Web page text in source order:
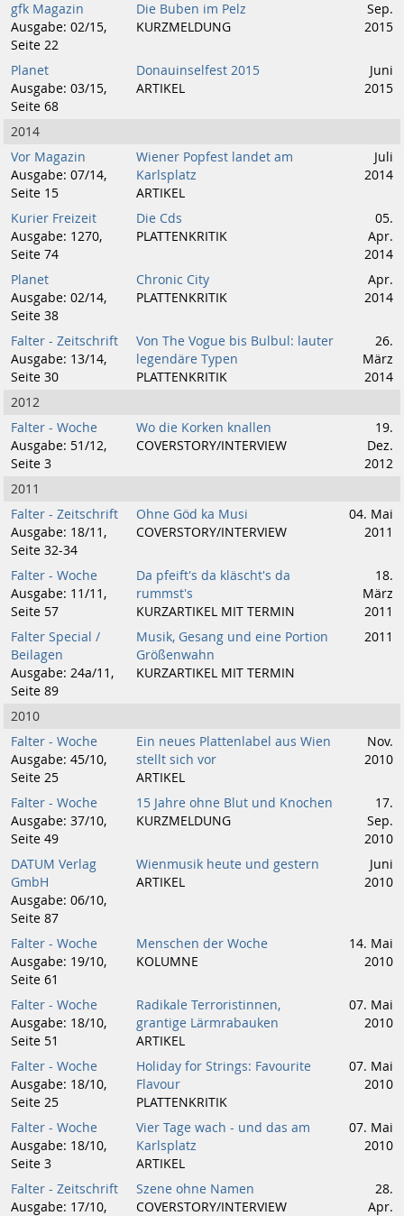
gfk Magazin
Ausgabe: 02/15,
Seite 22
Die Buben im Pelz
KURZMELDUNG
Sep.
2015
Planet
Ausgabe: 03/15,
Seite 68
Donauinselfest 2015
ARTIKEL
Juni
2015
2014
Vor Magazin
Ausgabe: 07/14,
Seite 15
Wiener Popfest landet am
Karlsplatz
ARTIKEL
Juli
2014
Kurier Freizeit
Ausgabe: 1270,
Seite 74
Die Cds
PLATTENKRITIK
05.
Apr.
2014
Planet
Ausgabe: 02/14,
Seite 38
Chronic City
PLATTENKRITIK
Apr.
2014
Falter - Zeitschrift
Ausgabe: 13/14,
Seite 30
Von The Vogue bis Bulbul: lauter
legendäre Typen
PLATTENKRITIK
26.
März
2014
2012
Falter - Woche
Ausgabe: 51/12,
Seite 3
Wo die Korken knallen
COVERSTORY/INTERVIEW
19.
Dez.
2012
2011
Falter - Zeitschrift
Ausgabe: 18/11,
Seite 32-34
Ohne Göd ka Musi
COVERSTORY/INTERVIEW
04. Mai
2011
Falter - Woche
Ausgabe: 11/11,
Seite 57
Da pfeift's da kläscht's da
rummst's
KURZARTIKEL MIT TERMIN
18.
März
2011
Falter Special /
Beilagen
Ausgabe: 24a/11,
Seite 89
Musik, Gesang und eine Portion
Größenwahn
KURZARTIKEL MIT TERMIN
2011
2010
Falter - Woche
Ausgabe: 45/10,
Seite 25
Ein neues Plattenlabel aus Wien
stellt sich vor
ARTIKEL
Nov.
2010
Falter - Woche
Ausgabe: 37/10,
Seite 49
15 Jahre ohne Blut und Knochen
KURZMELDUNG
17.
Sep.
2010
DATUM Verlag
GmbH
Ausgabe: 06/10,
Seite 87
Wienmusik heute und gestern
ARTIKEL
Juni
2010
Falter - Woche
Ausgabe: 19/10,
Seite 61
Menschen der Woche
KOLUMNE
14. Mai
2010
Falter - Woche
Ausgabe: 18/10,
Seite 51
Radikale Terroristinnen,
grantige Lärmrabauken
ARTIKEL
07. Mai
2010
Falter - Woche
Ausgabe: 18/10,
Seite 25
Holiday for Strings: Favourite
Flavour
PLATTENKRITIK
07. Mai
2010
Falter - Woche
Ausgabe: 18/10,
Seite 3
Vier Tage wach - und das am
Karlsplatz
ARTIKEL
07. Mai
2010
Falter - Zeitschrift
Ausgabe: 17/10,
Szene ohne Namen
COVERSTORY/INTERVIEW
28.
Apr.